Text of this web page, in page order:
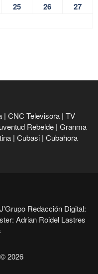
25 26
27
| CNC Televisora | TV
Rebelde | Granma
| Cubasi | Cubahora
J'Grupo Redacción Digital:
Adrian Roidel Lastres
2026